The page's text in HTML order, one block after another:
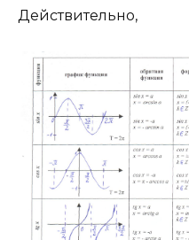
Действительно,